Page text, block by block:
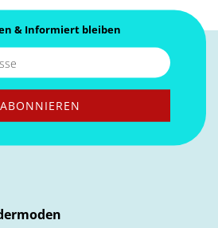
& Informiert bleiben